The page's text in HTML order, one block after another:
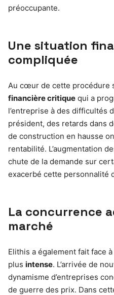
préoccupante.
Une situation
compliquée
Au cœur de cette procédure
financière critique qui a
l’entreprise à des difficultés
président, des retards dans
de construction en hausse
rentabilité. L’augmentation
chute de la demande sur
exacerbé cette personnalité
La concurrence
marché
Elithis a également fait face
plus intense. L’arrivée de
dynamisme d’entreprises
de guerre des prix. Dans